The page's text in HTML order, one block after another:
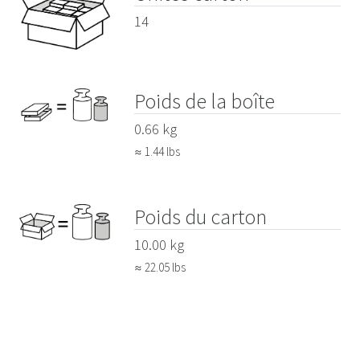
14
Poids de la boîte
0.66 kg
≈ 1.44 lbs
Poids du carton
10.00 kg
≈ 22.05 lbs